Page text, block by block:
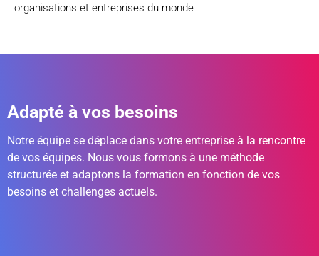
organisations et entreprises du monde
Adapté à vos besoins
Notre équipe se déplace dans votre entreprise à la rencontre
de vos équipes. Nous vous formons à une méthode
structurée et adaptons la formation en fonction de vos
besoins et challenges actuels.